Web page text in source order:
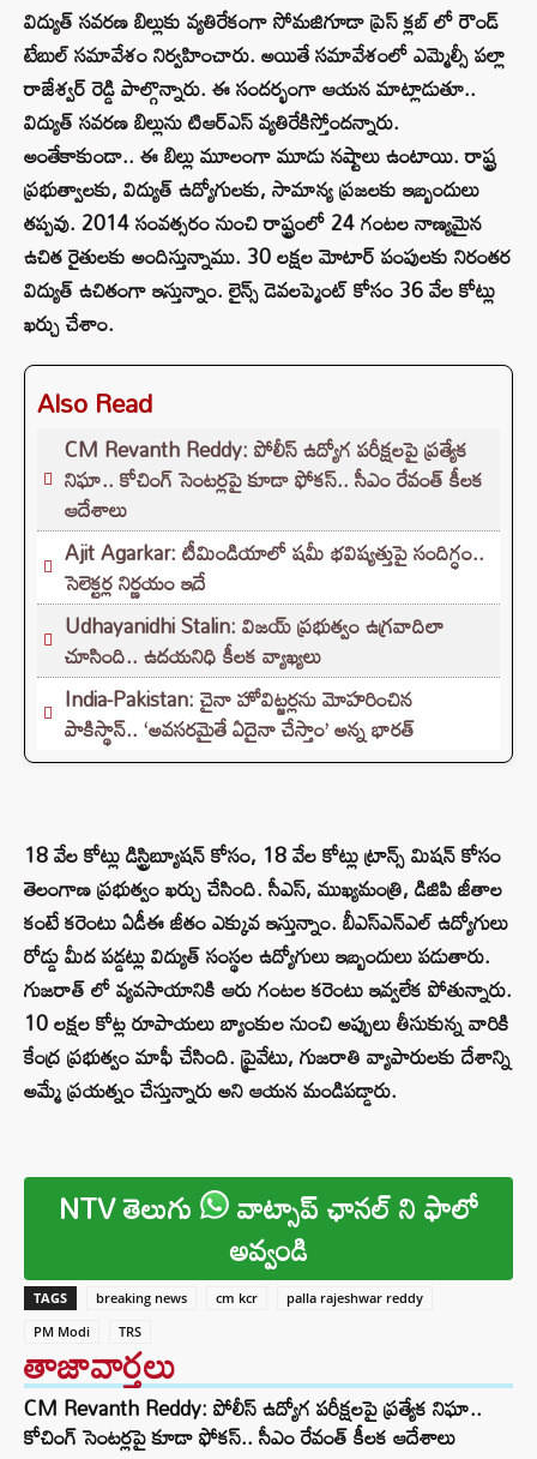
విద్యుత్ సవరణ బిల్లుకు వ్యతిరేకంగా సోమజిగూడా ప్రెస్ క్లబ్ లో రౌండ్
టేబుల్ సమావేశం నిర్వహించారు. అయితే సమావేశంలో ఎమ్మెల్సీ పల్లా
రాజేశ్వర్‌ రెడ్డి పాల్గొన్నారు. ఈ సందర్భంగా ఆయన మాట్లాడుతూ..
విద్యుత్ సవరణ బిల్లును టిఆర్ఎస్ వ్యతిరేకిస్తోందన్నారు.
అంతేకాకుండా.. ఈ బిల్లు మూలంగా మూడు నష్టాలు ఉంటాయి. రాష్ట్ర
ప్రభుత్వాలకు, విద్యుత్ ఉద్యోగులకు, సామాన్య ప్రజలకు ఇబ్బందులు
తప్పవు. 2014 సంవత్సరం నుంచి రాష్ట్రంలో 24 గంటల నాణ్యమైన
ఉచిత రైతులకు అందిస్తున్నాము. 30 లక్షల మోటార్ పంపులకు నిరంతర
విద్యుత్ ఉచితంగా ఇస్తున్నాం. లైన్స్ డెవలప్మెంట్ కోసం 36 వేల కోట్లు
ఖర్చు చేశాం.
Also Read
CM Revanth Reddy: పోలీస్ ఉద్యోగ పరీక్షలపై ప్రత్యేక
నిఘా.. కోచింగ్ సెంటర్లపై కూడా ఫోకస్.. సీఎం రేవంత్ కీలక
ఆదేశాలు
Ajit Agarkar: టీమిండియాలో షమీ భవిష్యత్తుపై సందిగ్ధం..
సెలెక్టర్ల నిర్ణయం ఇదే
Udhayanidhi Stalin: విజయ్ ప్రభుత్వం ఉగ్రవాదిలా
చూసింది.. ఉదయనిధి కీలక వ్యాఖ్యలు
India-Pakistan: చైనా హోవిట్జర్లను మోహరించిన
పాకిస్థాన్.. ‘అవసరమైతే ఏదైనా చేస్తాం’ అన్న భారత్
18 వేల కోట్లు డిస్ట్రిబ్యూషన్ కోసం, 18 వేల కోట్లు ట్రాన్స్ మిషన్ కోసం
తెలంగాణ ప్రభుత్వం ఖర్చు చేసింది. సీఎస్, ముఖ్యమంత్రి, డిజిపి జీతాల
కంటే కరెంటు ఏడీఈ జీతం ఎక్కువ ఇస్తున్నాం. బీఎస్ఎన్ఎల్ ఉద్యోగులు
రోడ్డు మీద పడ్డట్లు విద్యుత్ సంస్థల ఉద్యోగులు ఇబ్బందులు పడుతారు.
గుజరాత్ లో వ్యవసాయానికి ఆరు గంటల కరెంటు ఇవ్వలేక పోతున్నారు.
10 లక్షల కోట్ల రూపాయలు బ్యాంకుల నుంచి అప్పులు తీసుకున్న వారికి
కేంద్ర ప్రభుత్వం మాఫీ చేసింది. ప్రైవేటు, గుజరాతి వ్యాపారులకు దేశాన్ని
అమ్మే ప్రయత్నం చేస్తున్నారు అని ఆయన మండిపడ్డారు.
NTV తెలుగు వాట్సాప్ ఛానల్ ని ఫాలో
అవ్వండి
TAGS breaking news cm kcr
palla rajeshwar reddy
PM Modi
TRS
తాజావార్తలు
CM Revanth Reddy: పోలీస్ ఉద్యోగ పరీక్షలపై ప్రత్యేక నిఘా..
కోచింగ్ సెంటర్లపై కూడా ఫోకస్.. సీఎం రేవంత్ కీలక ఆదేశాలు